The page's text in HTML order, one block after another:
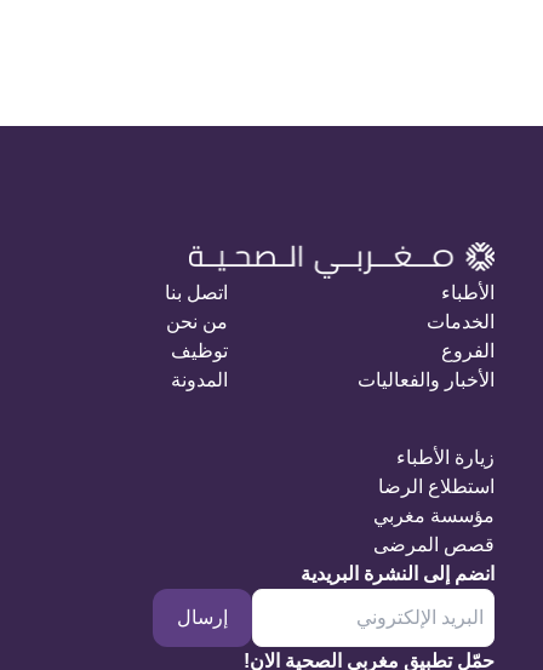
الأطباء
الخدمات
الفروع
الأخبار والفعاليات
اتصل بنا
من نحن
توظيف
المدونة
زيارة الأطباء
استطلاع الرضا
مؤسسة مغربي
قصص المرضى
انضم إلى النشرة البريدية
إرسال
حمّل تطبيق مغربي الصحية الان!